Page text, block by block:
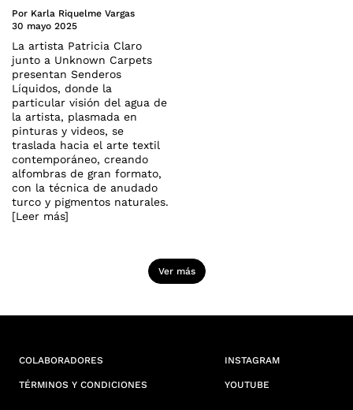
Por Karla Riquelme Vargas
30 mayo 2025
La artista Patricia Claro
junto a Unknown Carpets
presentan Senderos
Líquidos, donde la
particular visión del agua de
la artista, plasmada en
pinturas y videos, se
traslada hacia el arte textil
contemporáneo, creando
alfombras de gran formato,
con la técnica de anudado
turco y pigmentos naturales.
[Leer más]
Ver más
COLABORADORES
TÉRMINOS Y CONDICIONES
INSTAGRAM
YOUTUBE